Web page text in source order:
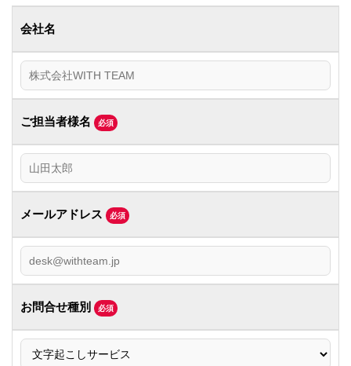
会社名
ご担当者様名 必須
メールアドレス 必須
お問合せ種別 必須